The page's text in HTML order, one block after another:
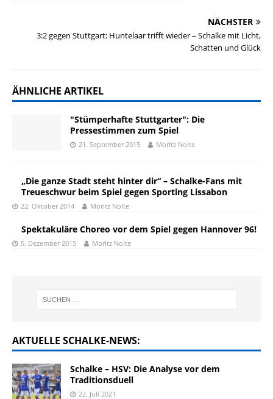
NÄCHSTER
3:2 gegen Stuttgart: Huntelaar trifft wieder – Schalke mit Licht,
Schatten und Glück
ÄHNLICHE ARTIKEL
"Stümperhafte Stuttgarter": Die
Pressestimmen zum Spiel
21. September 2015 Moritz Nolte
„Die ganze Stadt steht hinter dir“ – Schalke-Fans mit
Treueschwur beim Spiel gegen Sporting Lissabon
22. Oktober 2014 Moritz Nolte
Spektakuläre Choreo vor dem Spiel gegen Hannover 96!
5. Dezember 2015 Moritz Nolte
AKTUELLE SCHALKE-NEWS:
Schalke – HSV: Die Analyse vor dem
Traditionsduell
22. Juli 2021